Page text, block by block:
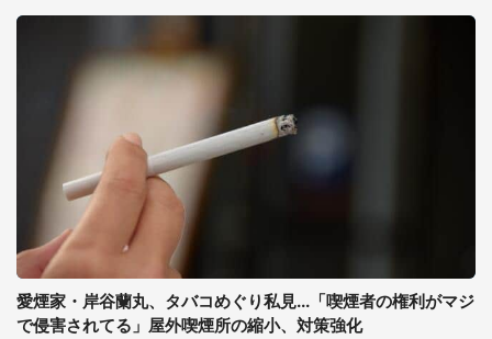
愛煙家・岸谷蘭丸、タバコめぐり私見...「喫煙者の権利がマジ
で侵害されてる」屋外喫煙所の縮小、対策強化